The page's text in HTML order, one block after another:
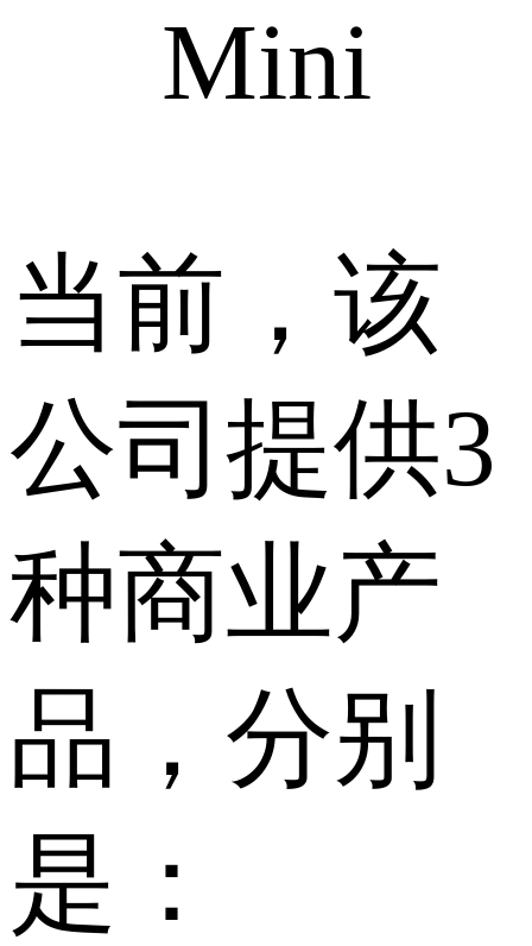
Mini
当前，该
公司提供3
种商业产
品，分别
是：